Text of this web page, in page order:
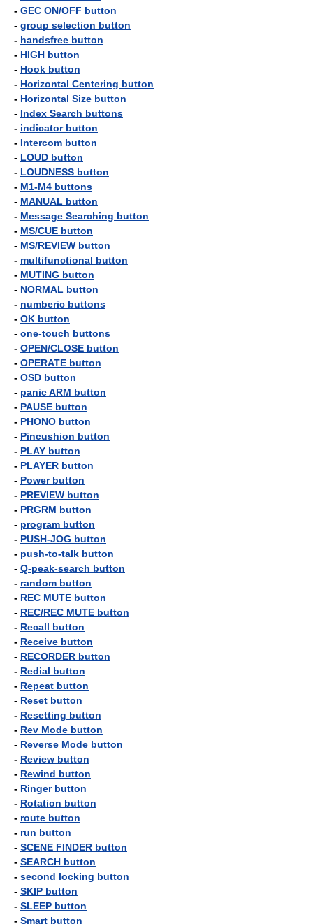
- GEC ON/OFF button
- group selection button
- handsfree button
- HIGH button
- Hook button
- Horizontal Centering button
- Horizontal Size button
- Index Search buttons
- indicator button
- Intercom button
- LOUD button
- LOUDNESS button
- M1-M4 buttons
- MANUAL button
- Message Searching button
- MS/CUE button
- MS/REVIEW button
- multifunctional button
- MUTING button
- NORMAL button
- numberic buttons
- OK button
- one-touch buttons
- OPEN/CLOSE button
- OPERATE button
- OSD button
- panic ARM button
- PAUSE button
- PHONO button
- Pincushion button
- PLAY button
- PLAYER button
- Power button
- PREVIEW button
- PRGRM button
- program button
- PUSH-JOG button
- push-to-talk button
- Q-peak-search button
- random button
- REC MUTE button
- REC/REC MUTE button
- Recall button
- Receive button
- RECORDER button
- Redial button
- Repeat button
- Reset button
- Resetting button
- Rev Mode button
- Reverse Mode button
- Review button
- Rewind button
- Ringer button
- Rotation button
- route button
- run button
- SCENE FINDER button
- SEARCH button
- second locking button
- SKIP button
- SLEEP button
- Smart button